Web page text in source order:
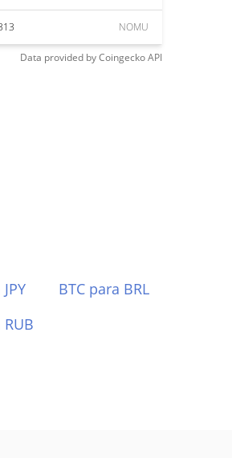
NOMU
Data provided byCoingeckoAPI
BTC para BRL